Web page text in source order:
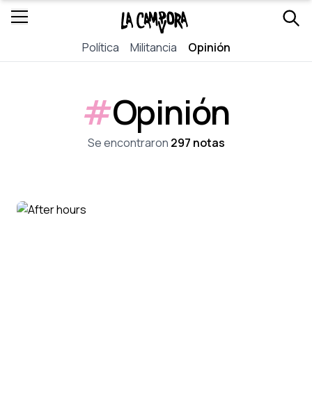
Política Militancia Opinión
#Opinión
Se encontraron 297 notas